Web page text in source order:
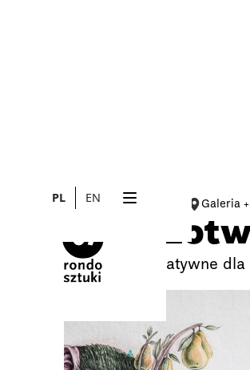
PL EN
WARSZTATY23.2.2025 Galeria +
Warsztaty kreatywne dla